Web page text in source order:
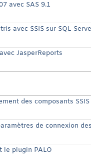
avec SAS 9.1
avec SSIS sur SQL
JasperReports
des composants SSIS
de connexion
le plugin PALO